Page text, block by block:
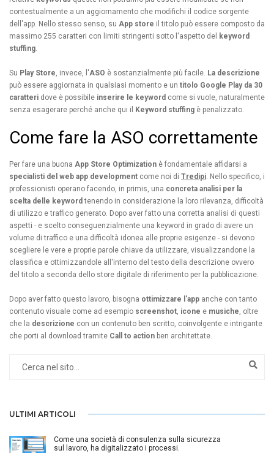
contestualmente a un aggiornamento che modifichi il codice sorgente
dell'app. Nello stesso senso, su App store il titolo può essere composto da
massimo 255 caratteri con limiti stringenti sotto l'aspetto del keyword
stuffing
Su Play Store , invece, l'ASO è sostanzialmente più facile. La descrizione
può essere aggiornata in qualsiasi momento e un titolo Google Play da 30
caratteri dove è possibile inserire le keyword come si vuole, naturalmente
senza esagerare perché anche qui il Keyword stuffing è penalizzato.
Come fare la ASO correttamente
Per fare una buona App Store Optimization è fondamentale affidarsi a
specialisti del web app development come noi di Tredipi . Nello specifico, i
professionisti operano facendo, in primis, una concreta analisi per la
scelta delle keyword tenendo in considerazione la loro rilevanza, difficoltà
di utilizzo e traffico generato. Dopo aver fatto una corretta analisi di questi
aspetti - e scelto conseguenzialmente una keyword in grado di avere un
volume di traffico e una difficoltà idonea alle proprie esigenze - si devono
scegliere le vere e proprie parole chiave da utilizzare, visualizzandone la
classifica e ottimizzandole all'interno del testo della descrizione ovvero
del titolo a seconda dello store digitale di riferimento per la pubblicazione.
Dopo aver fatto questo lavoro, bisogna ottimizzare l'app anche con tanto
contenuto visuale come ad esempio screenshot icone e musiche , oltre
che la descrizione con un contenuto ben scritto, coinvolgente e intrigante
che porti al download tramite Call to action ben architettate.
ULTIMI ARTICOLI
Come una società di consulenza sulla sicurezza
sul lavoro, ha digitalizzato i processi.